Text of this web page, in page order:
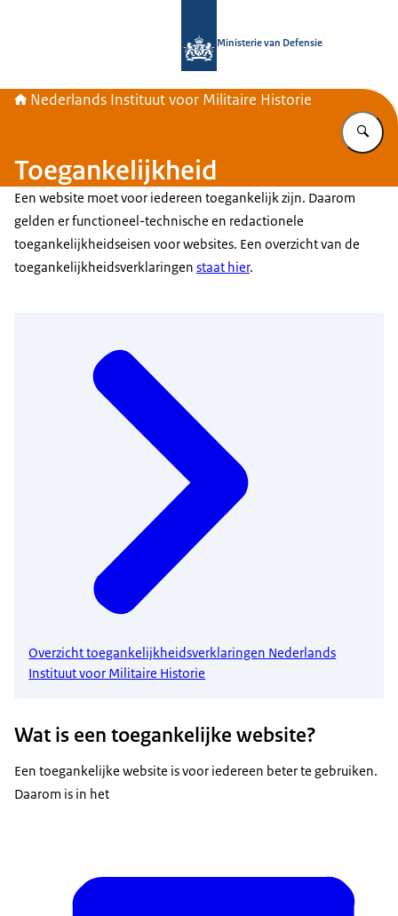
Ministerie van Defensie
Nederlands Instituut voor Militaire Historie
Toegankelijkheid
Een website moet voor iedereen toegankelijk zijn. Daarom
gelden er functioneel-technische en redactionele
toegankelijkheidseisen voor websites. Een overzicht van de
toegankelijkheidsverklaringen staat hier.
Overzicht toegankelijkheidsverklaringen Nederlands
Instituut voor Militaire Historie
Wat is een toegankelijke website?
Een toegankelijke website is voor iedereen beter te gebruiken.
Daarom is in het